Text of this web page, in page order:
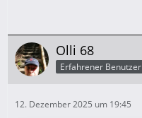
Olli 68
Erfahrener Benutzer
12. Dezember 2025 um 19:45